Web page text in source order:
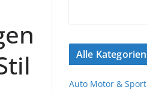
Alle Kategorien
Auto Motor & Sport